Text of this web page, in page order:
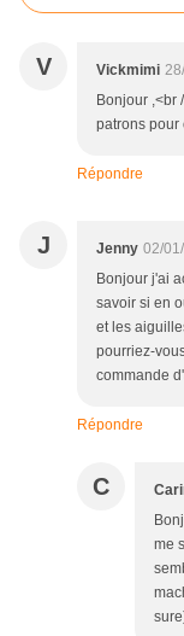
V Vickmimi
Bonjour ,<br
patrons pour
Répondre
J Jenny 02/
Bonjour j'ai
savoir si en
et les
pourriez-
commande
Répondre
C
me